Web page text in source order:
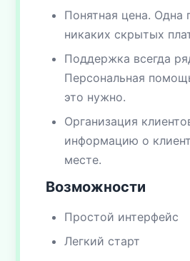
Понятная цена. Одна
никаких скрытых
Поддержка всегда
Персональная
это нужно.
Организация
информацию о
месте.
Возможности
Простой интерфейс
Легкий старт